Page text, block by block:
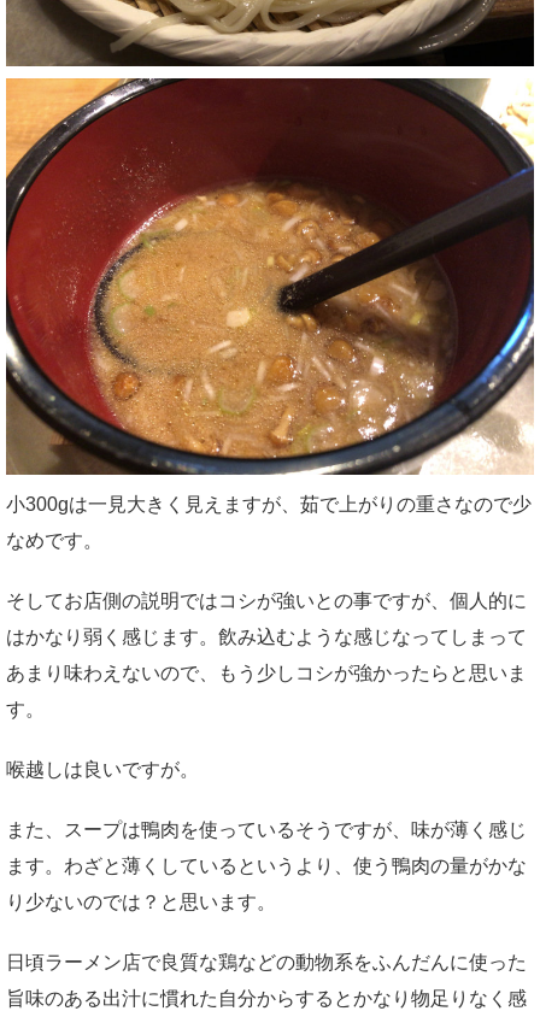
小300gは一見大きく見えますが、茹で上がりの重さなので少
なめです。
そしてお店側の説明ではコシが強いとの事ですが、個人的に
はかなり弱く感じます。飲み込むような感じなってしまって
あまり味わえないので、もう少しコシが強かったらと思いま
す。
喉越しは良いですが。
また、スープは鴨肉を使っているそうですが、味が薄く感じ
ます。わざと薄くしているというより、使う鴨肉の量がかな
り少ないのでは？と思います。
日頃ラーメン店で良質な鶏などの動物系をふんだんに使った
旨味のある出汁に慣れた自分からするとかなり物足りなく感